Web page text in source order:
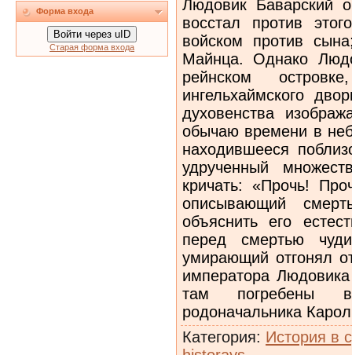
Форма входа
Войти через uID
Старая форма входа
Людовик Баварский
восстал против
войском против
Майнца. Однако
рейнском
ингельхаймского
духовенства
обычаю времени в
находившееся
удрученный
кричать: «Прочь!
описывающий
объяснить его
перед смертью
умирающий отгонял
императора
там погребены
родоначальника
Категория: История в